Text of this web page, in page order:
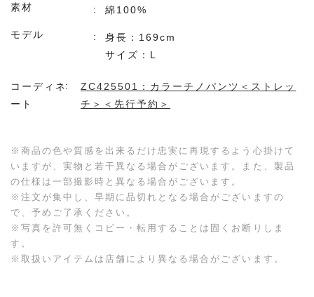
素材 綿100%
モデル
身長：169cm
サイズ：L
コーディネ
ート
ZC425501：カラーチノパンツ＜ストレッ
チ＞＜先行予約＞
※商品の色や質感を出来るだけ忠実に再現するよう心掛けて
いますが、実物と若干異なる場合がございます。また、製品
の仕様は一部撮影時と異なる場合がございます。
※注文が集中し、早期に品切れとなる場合がございますの
で、予めご了承ください。
※写真を許可無くコピー・転用することは固くお断りしま
す。
※取扱いアイテムは店舗により異なる場合がございます。